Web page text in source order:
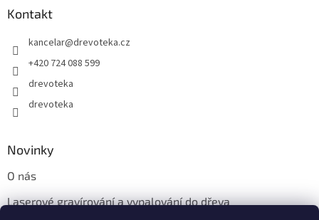
Kontakt
kancelar@drevoteka.cz
+420 724 088 599
drevoteka
drevoteka
Novinky
O nás
Laserové gravírování a vypalování do dřeva